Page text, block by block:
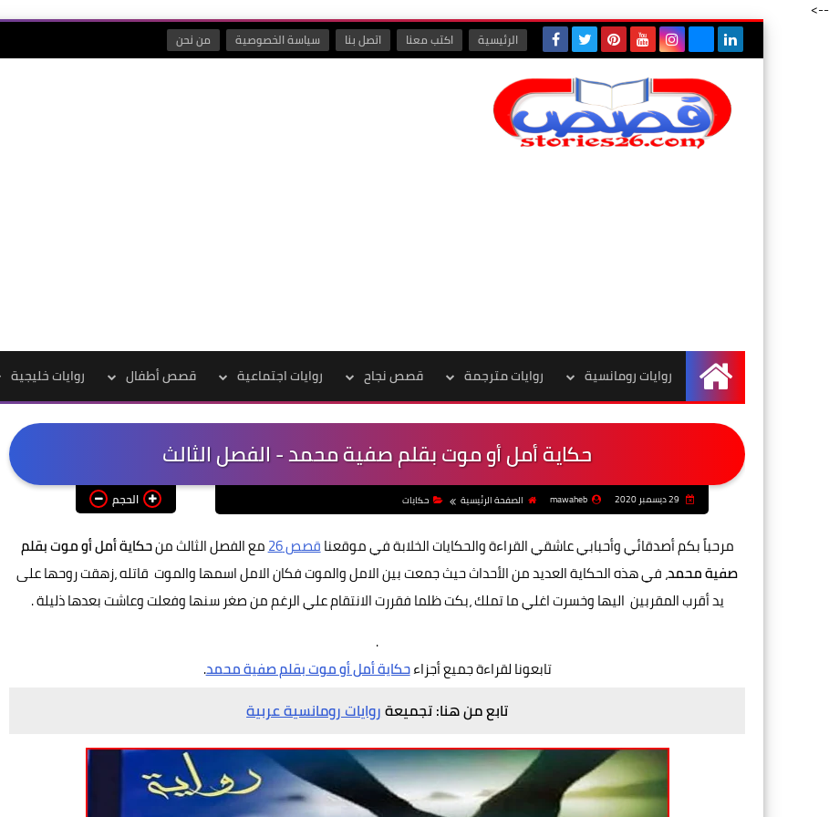
-->
الرئيسية اكتب معنا اتصل بنا سياسة الخصوصية من نحن
الرئيسية
روايات رومانسية روايات مترجمة قصص نجاح روايات اجتماعية قصص أطفال روايات خليجية
حكاية أمل أو موت بقلم صفية محمد - الفصل الثالث
mawaheb الصفحة الرئيسية حكايات الحجم
مرحباً بكم أصدقائي وأحبابي عاشقي القراءة والحكايات الخلابة في موقعناقصص 26 مع الفصل الثالث منحكاية أمل أو موت بقلم
صفية محمد، فيهذه الحكاية العديد من الأحداث حيثجمعت بين الامل والموت فكان الامل اسمها والموت قاتله ،زهقت روحها على
يد أقرب المقربين اليها وخسرت اغلي ما تملك ،بكت ظلما فقررت الانتقام علي الرغم من صغر سنها وفعلت وعاشت بعدها ذليلة .
.
تابعونا لقراءة جميع أجزاءحكاية أمل أو موت بقلم صفية محمد.
تابع من هنا: تجميعةروايات رومانسية عربية